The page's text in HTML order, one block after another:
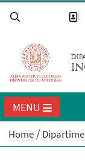
MENU
Home